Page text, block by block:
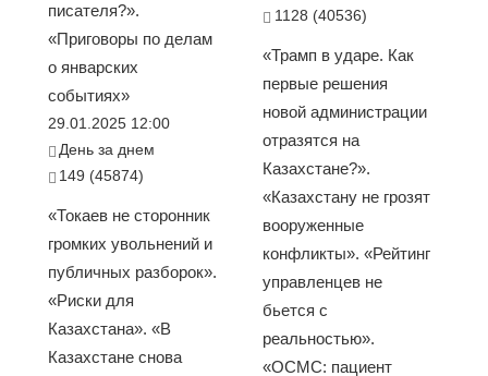
писателя?».
«Приговоры по делам
о январских
событиях»
29.01.2025 12:00
День за днем
149 (45874)
«Токаев не сторонник
громких увольнений и
публичных разборок».
«Риски для
Казахстана». «В
Казахстане снова
1128 (40536)
«Трамп в ударе. Как
первые решения
новой администрации
отразятся на
Казахстане?».
«Казахстану не грозят
вооруженные
конфликты». «Рейтинг
управленцев не
бьется с
реальностью».
«ОСМС: пациент